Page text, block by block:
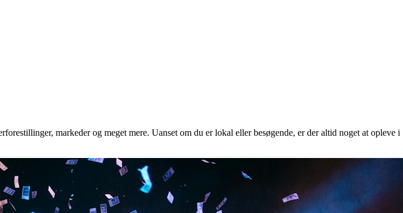
markeder og meget mere. Uanset om du er lokal eller besøgende, er der altid noget at opleve i